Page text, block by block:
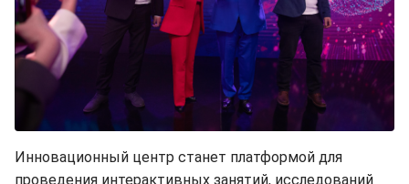
Инновационный центр станет платформой для
проведения интерактивных занятий, исследований